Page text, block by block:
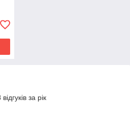
за рік